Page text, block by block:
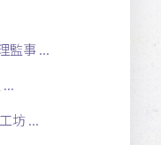
監事 ...
坊 ...